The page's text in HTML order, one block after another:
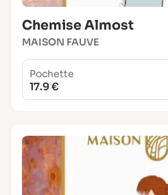
Chemise Almost
MAISON FAUVE
Pochette
17.9 €